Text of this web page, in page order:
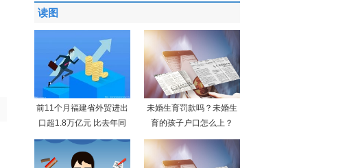
读图
前11个月福建省外贸进出
口超1.8万亿元 比去年同
未婚生育罚款吗？未婚生
育的孩子户口怎么上？